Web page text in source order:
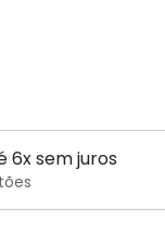
6x sem juros